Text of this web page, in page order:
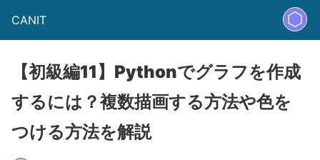
CANIT
【初級編11】Pythonでグラフを作成
するには？複数描画する方法や色を
つける方法を解説